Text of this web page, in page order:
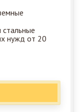
стальные
нужд от 20